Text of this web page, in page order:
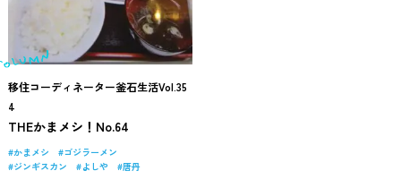
移住コーディネーター釜石生活Vol.35
4
THEかまメシ！No.64
かまメシ
ゴジラーメン
ジンギスカン
よしや 唐丹